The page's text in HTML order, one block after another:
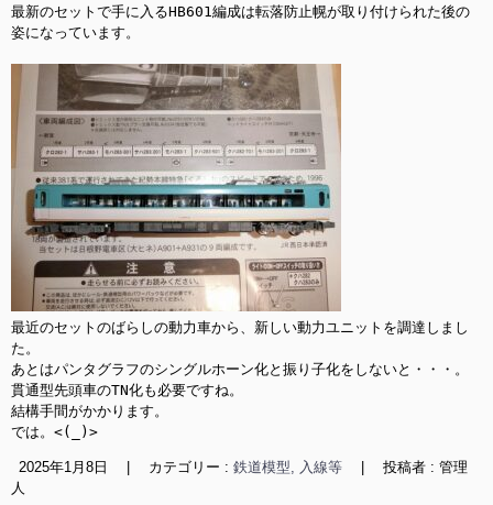
最新のセットで手に入るHB601編成は転落防止幌が取り付けられた後の
姿になっています。
最近のセットのばらしの動力車から、新しい動力ユニットを調達しまし
た。
あとはパンタグラフのシングルホーン化と振り子化をしないと・・・。
貫通型先頭車のTN化も必要ですね。
結構手間がかかります。
では。<(_)>
2025年1月8日 カテゴリー : 鉄道模型, 入線等
投稿者 : 管理
人